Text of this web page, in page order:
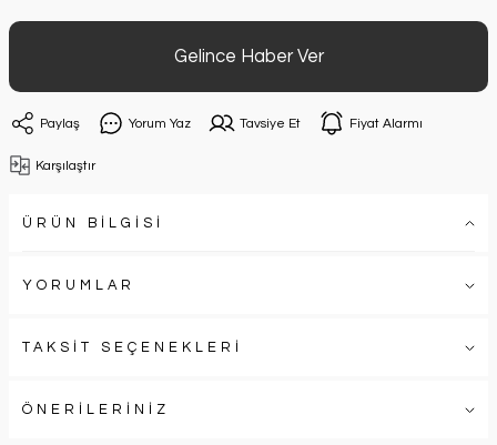
Gelince Haber Ver
Paylaş Yorum Yaz Tavsiye Et Fiyat Alarmı
Karşılaştır
ÜRÜN BİLGİSİ
YORUMLAR
TAKSİT SEÇENEKLERİ
ÖNERİLERİNİZ